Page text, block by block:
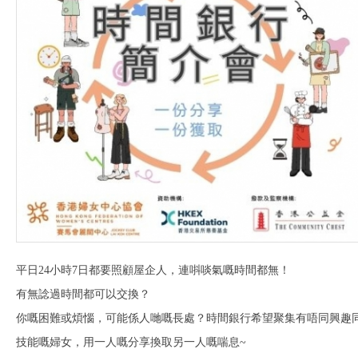
平日24小時7日都要照顧屋企人，連唞啖氣嘅時間都無！
有無諗過時間都可以交換？
你嘅困難或煩惱，可能係人哋嘅長處？時間銀行希望聚集有唔同興趣
技能嘅婦女，用一人嘅分享換取另一人嘅喘息~